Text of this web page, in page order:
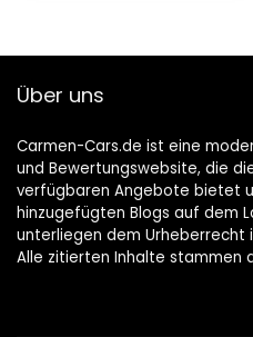
Über uns
Carmen-Cars.de ist eine
und Bewertungswebsite, die
verfügbaren Angebote bietet
hinzugefügten Blogs auf dem
unterliegen dem Urheberrecht
Alle zitierten Inhalte stammen